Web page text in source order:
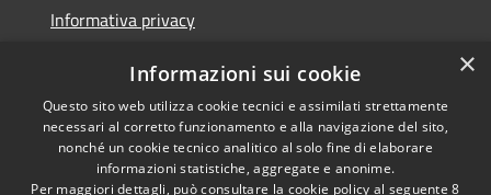
Informativa privacy
Dichiarazione di accessibilità
×
Informazioni sui cookie
Questo sito web utilizza cookie tecnici e assimilati strettamente
necessari al corretto funzionamento e alla navigazione del sito,
nonché un cookie tecnico analitico al solo fine di elaborare
informazioni statistiche, aggregate e anonime.
Per maggiori dettagli, può consultare la cookie policy al seguente8